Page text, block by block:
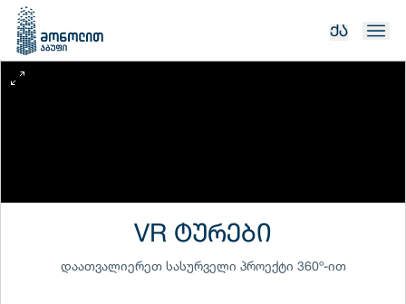
ᲥᲐ
VR ᲢᲣᲠᲔᲑᲘ
დაათვალიერეთ სასურველი პროექტი 360º-ით